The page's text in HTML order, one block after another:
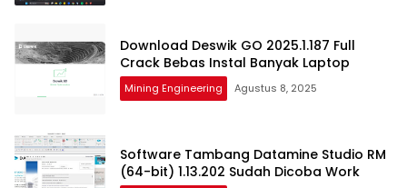
Download Deswik GO 2025.1.187 Full
Crack Bebas Instal Banyak Laptop
Mining Engineering Agustus 8, 2025
Software Tambang Datamine Studio RM
(64-bit) 1.13.202 Sudah Dicoba Work